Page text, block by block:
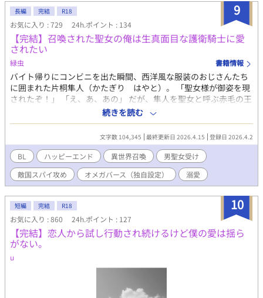
9
長編 完結 R18
お気に入り : 729 24h.ポイント : 134
【完結】召喚された聖女の俺は生真面目な護衛騎士に愛
されたい
緑虫 書籍情報
バイト帰りにコンビニを出た瞬間、西洋風な服装のおじさんたち
に囲まれた片桐隼人（かたぎり はやと）。 「聖女様が御姿を現
されたぞ！」 「え、あ、あの」 だが、隼人を聖女と呼ぶ赤毛の王
子は隼人が男と知ると態度を豹変。金髪碧眼の美貌の騎士レオが
「――ここにもうひとりおります！」と言ったことで、聖女召喚
に巻き込まれただけの一般人としてレオと共に城を追い出されて
しまう。 てっきりこれはドッキリの類だと思い込む隼人は、「早
く家に帰ってインスタント焼きそば（辛子マヨネーズ味）を食べ
たい！」と願うが、事はそううまくは運ばない。 「我レオ・フェ
ネオン、騎士の名誉に誓い、真の聖女様に揺るぎなき忠誠を捧げ
る」 あまつさえ、レオにそんなことを言われてしまう。 レオに連
れられて異世界を移動するうちに、魔物に襲われてしまう二人。
光り輝く剣で敵を倒すレオは格好いいけど、隼人は最早リバース
寸前だった。 ――ここまできたら、いい加減認めざるを得な
い。俺がいる場所が施設の中とかプロジェクションマッピングと
かじゃなくて、本物の異世界だってことを！ だが、元の世界に帰
る為には、別の召喚陣がある場所まで行かなければならない。そ
んな訳でレオと二人、隣国に向けて逃亡を始めた。 レオ以外に頼
るとレオが「では、私の祖国に到着し王家に保護されるまでの
続きを読む
文字数 104,345 最終更新日 2026.4.15 登録日 2026.4.2
BL ハッピーエンド 異世界召喚
男聖女受け
敵国スパイ攻め
オメガバース（独自設定） 溺愛
10
短編 完結 R18
お気に入り : 860 24h.ポイント : 127
【完結】恋人から試し行動され続けるけど僕の愛は揺ら
がない。
u